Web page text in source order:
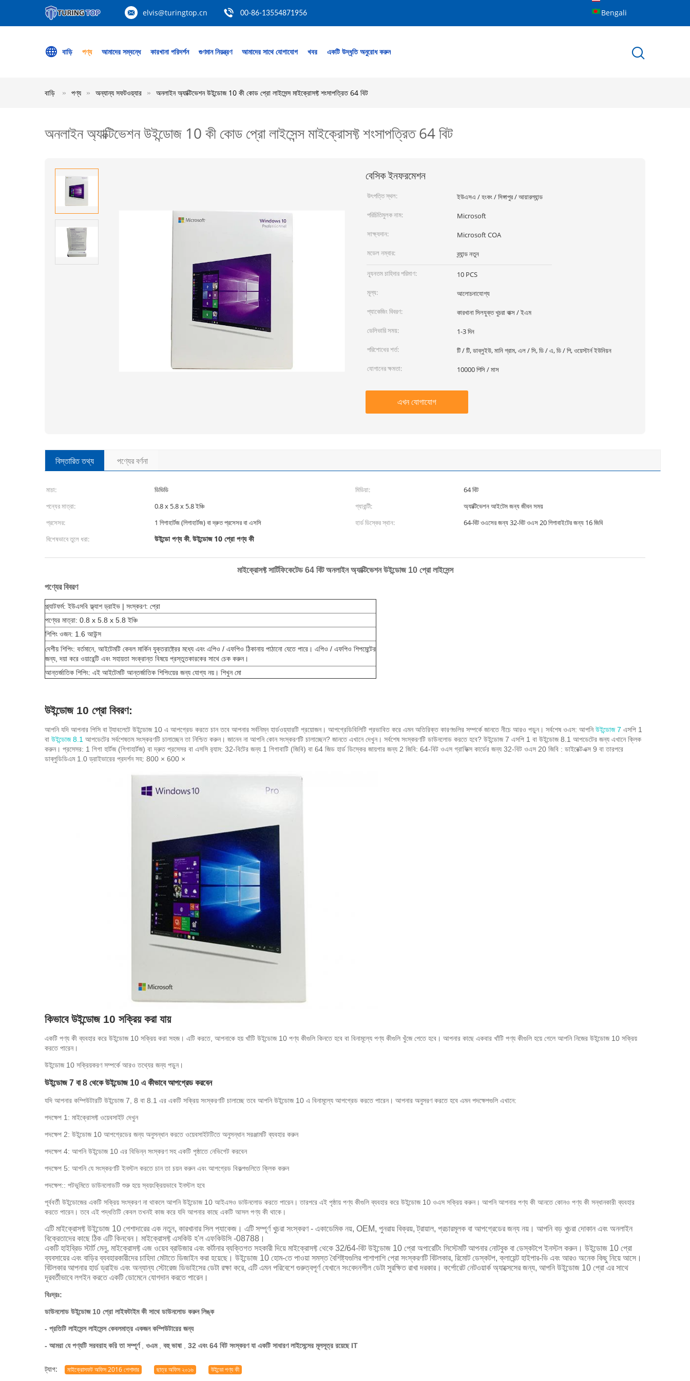
elvis@turingtop.cn 00-86-13554871956 Bengali
বাড়ি পণ্য আমাদের সম্বন্ধে কারখানা পরিদর্শন গুণমান নিয়ন্ত্রণ আমাদের সাথে যোগাযোগ খবর একটি উদ্ধৃতি অনুরোধ করুন
বাড়ি পণ্য অন্যান্য সফটওয়্যার অনলাইন অ্যাক্টিভেশন উইন্ডোজ 10 কী কোড প্রো লাইসেন্স মাইক্রোসফ্ট শংসাপত্রিত 64 বিট
অনলাইন অ্যাক্টিভেশন উইন্ডোজ 10 কী কোড প্রো লাইসেন্স মাইক্রোসফ্ট শংসাপত্রিত 64 বিট
বেসিক ইনফরমেশন
উৎপত্তি স্থল:
ইউএসএ / হংকং / সিঙ্গাপুর / আয়ারল্যান্ড
পরিচিতিমুলক নাম:
Microsoft
সাক্ষ্যদান:
Microsoft COA
মডেল নম্বার:
ব্র্যান্ড নতুন
ন্যূনতম চাহিদার পরিমাণ:
10 PCS
মূল্য:
আলোচনাযোগ্য
প্যাকেজিং বিবরণ:
কারখানা সিলযুক্ত খুচরা বাক্স / ইএম
ডেলিভারি সময়:
1-3 দিন
পরিশোধের শর্ত:
টি / টি, ডাব্লুইউ, মানি গ্রাম, এল / সি, ডি / এ, ডি / পি, ওয়েস্টার্ন ইউনিয়ন
যোগানের ক্ষমতা:
10000 পিসি / মাস
এখন যোগাযোগ
বিস্তারিত তথ্য পণ্যের বর্ণনা
মাচা: ডিভিডি মিডিয়া:
64 বিট
পন্যের মাত্রা:
0.8 x 5.8 x 5.8 ইঞ্চি গ্যারান্টী:
অ্যাক্টিভেশন আইটেম জন্য জীবন সময়
প্রসেসর:
1 গিগাহার্টজ (গিগাহার্টজ) বা দ্রুত প্রসেসর বা এসসি হার্ড ডিস্কের স্থান:
64-বিট ওএসের জন্য 32-বিট ওএস 20 গিগাবাইটের জন্য 16 জিবি
বিশেষভাবে তুলে ধরা:
উইন্ডো পণ্য কী,উইন্ডোজ 10 প্রো পণ্য কী
মাইক্রোসফ্ট সার্টিফিকেটেড 64 বিট অনলাইন অ্যাক্টিভেশন উইন্ডোজ 10 প্রো লাইসেন্স
পণ্যের বিবরণ
প্ল্যাটফর্ম: ইউএসবি ফ্ল্যাশ ড্রাইভ | সংস্করণ: প্রো
পণ্যের মাত্রা: 0.8 x 5.8 x 5.8 ইঞ্চি
শিপিং ওজন: 1.6 আউন্স
দেশীয় শিপিং: বর্তমানে, আইটেমটি কেবল মার্কিন যুক্তরাষ্ট্রের মধ্যে এবং এপিও / এফপিও ঠিকানায় পাঠানো যেতে পারে। এপিও / এফপিও শিপমেন্টের
জন্য, দয়া করে ওয়ারেন্টি এবং সহায়তা সংক্রান্ত বিষয়ে প্রস্তুতকারকের সাথে চেক করুন।
আন্তর্জাতিক শিপিং: এই আইটেমটি আন্তর্জাতিক শিপিংয়ের জন্য যোগ্য নয়। শিখুন মো
উইন্ডোজ 10 প্রো বিবরণ:
আপনি যদি আপনার পিসি বা ট্যাবলেটে উইন্ডোজ 10 এ আপগ্রেড করতে চান তবে আপনার সর্বনিম্ন হার্ডওয়্যারটি প্রয়োজন। আপগ্রেডিবিলিটি প্রভাবিত করে এমন অতিরিক্ত কারণগুলির সম্পর্কে জানতে নীচে আরও পড়ুন। সর্বশেষ ওএস: আপনিউইন্ডোজ 7 এসপি 1
বা উইন্ডোজ 8.1 আপডেটের সর্বশেষতম সংস্করণটি চালাচ্ছেন তা নিশ্চিত করুন। জানেন না আপনি কোন সংস্করণটি চালাচ্ছেন? জানতে এখানে দেখুন। সর্বশেষ সংস্করণটি ডাউনলোড করতে হবে? উইন্ডোজ 7 এসপি 1 বা উইন্ডোজ 8.1 আপডেটের জন্য এখানে ক্লিক
করুন। প্রসেসর: 1 গিগা হার্টজ (গিগাহার্টজ) বা দ্রুত প্রসেসর বা এসসি র‌্যাম: 32-বিটের জন্য 1 গিগাবাটি (জিবি) বা 64 জিড হার্ড ডিস্কের জায়গার জন্য 2 জিবি: 64-বিট ওএস গ্রাফিক্স কার্ডের জন্য 32-বিট ওএস 20 জিবি : ডাইরেক্টএক্স 9 বা তারপরে
ডাব্লুডিডিএম 1.0 ড্রাইভারের প্রদর্শন সহ: 800 × 600 ×
কিভাবে উইন্ডোজ 10 সক্রিয় করা যায়
একটি পণ্য কী ব্যবহার করে উইন্ডোজ 10 সক্রিয় করা সহজ। এটি করতে, আপনাকে হয় খাঁটি উইন্ডোজ 10 পণ্য কীগুলি কিনতে হবে বা বিনামূল্যে পণ্য কীগুলি খুঁজে পেতে হবে। আপনার কাছে একবার খাঁটি পণ্য কীগুলি হয়ে গেলে আপনি নিজের উইন্ডোজ 10 সক্রিয়
করতে পারেন।
উইন্ডোজ 10 সক্রিয়করণ সম্পর্কে আরও তথ্যের জন্য পড়ুন।
উইন্ডোজ 7 বা 8 থেকে উইন্ডোজ 10 এ কীভাবে আপগ্রেড করবেন
যদি আপনার কম্পিউটারটি উইন্ডোজ 7, ​​8 বা 8.1 এর একটি সক্রিয় সংস্করণটি চালাচ্ছে তবে আপনি উইন্ডোজ 10 এ বিনামূল্যে আপগ্রেড করতে পারেন। আপনার অনুসরণ করতে হবে এমন পদক্ষেপগুলি এখানে:
পদক্ষেপ 1: মাইক্রোসফ্ট ওয়েবসাইট দেখুন
পদক্ষেপ 2: উইন্ডোজ 10 আপগ্রেডের জন্য অনুসন্ধান করতে ওয়েবসাইটটিতে অনুসন্ধান সরঞ্জামটি ব্যবহার করুন
পদক্ষেপ 4: আপনি উইন্ডোজ 10 এর বিভিন্ন সংস্করণ সহ একটি পৃষ্ঠাতে নেভিগেট করবেন
পদক্ষেপ 5: আপনি যে সংস্করণটি ইনস্টল করতে চান তা চয়ন করুন এবং আপগ্রেড বিকল্পগুলিতে ক্লিক করুন
পদক্ষেপ:: পটভূমিতে ডাউনলোডটি শুরু হয়ে স্বয়ংক্রিয়ভাবে ইনস্টল হবে
পূর্ববর্তী উইন্ডোজের একটি সক্রিয় সংস্করণ না থাকলে আপনি উইন্ডোজ 10 আইএসও ডাউনলোড করতে পারেন। তারপরে এই পৃষ্ঠায় পণ্য কীগুলি ব্যবহার করে উইন্ডোজ 10 ওএস সক্রিয় করুন। আপনি আপনার পণ্য কী আনতে কোনও পণ্য কী সন্ধানকারী ব্যবহার
করতে পারেন। তবে এই পদ্ধতিটি কেবল তখনই কাজ করে যদি আপনার কাছে একটি আসল পণ্য কী থাকে।
এটি মাইক্রোসফ্ট উইন্ডোজ 10 পেশাদারের এক নতুন, কারখানার সিল প্যাকেজ। এটি সম্পূর্ণ খুচরা সংস্করণ - একাডেমিক নয়, OEM, পুনরায় বিক্রয়, ট্রায়াল, প্রচারমূলক বা আপগ্রেডের জন্য নয়। আপনি বড় খুচরা দোকান এবং অনলাইন
বিক্রেতাদের কাছে ঠিক এটি কিনবেন। মাইক্রোসফ্ট এসকিউ হ'ল এফকিউসি -08788।
একটি হাইব্রিড স্টার্ট মেনু, মাইক্রোসফ্ট এজ ওয়েব ব্রাউজার এবং কর্টানার ব্যক্তিগত সহকারী দিয়ে মাইক্রোসফ্ট থেকে 32/64-বিট উইন্ডোজ 10 প্রো অপারেটিং সিস্টেমটি আপনার নোটবুক বা ডেস্কটপে ইনস্টল করুন। উইন্ডোজ 10 প্রো
ব্যবসায়ের এবং বাড়ির ব্যবহারকারীদের চাহিদা মেটাতে ডিজাইন করা হয়েছে। উইন্ডোজ 10 হোম-তে পাওয়া সমস্ত বৈশিষ্ট্যগুলির পাশাপাশি প্রো সংস্করণটি বিটলকার, রিমোট ডেস্কটপ, ক্লায়েন্ট হাইপার-ভি এবং আরও অনেক কিছু নিয়ে আসে।
বিটলকার আপনার হার্ড ড্রাইভ এবং অন্যান্য স্টোরেজ ডিভাইসের ডেটা রক্ষা করে, এটি এমন পরিবেশে গুরুত্বপূর্ণ যেখানে সংবেদনশীল ডেটা সুরক্ষিত রাখা দরকার। কর্পোরেট নেটওয়ার্ক অ্যাক্সেসের জন্য, আপনি উইন্ডোজ 10 প্রো এর সাথে
দূরবর্তীভাবে লগইন করতে একটি ডোমেনে যোগদান করতে পারেন।
বিঃদ্রঃ:
ডাউনলোড উইন্ডোজ 10 প্রো লাইফটাইম কী সাথে ডাউনলোড করুন লিঙ্ক
- প্রতিটি লাইসেন্স লাইসেন্স কেবলমাত্র একজন কম্পিউটারের জন্য
- আমরা যে পণ্যটি সরবরাহ করি তা সম্পূর্ণ, ওএম, বহু ভাষা, 32 এবং 64 বিট সংস্করণ যা একটি সাধারণ লাইসেন্সের মূলসূত্র রয়েছে IT
ট্যাগ: মাইক্রোসফট অফিস 2016 পেশাদার ছাত্র অফিস ২০১৬ উইন্ডো পণ্য কী